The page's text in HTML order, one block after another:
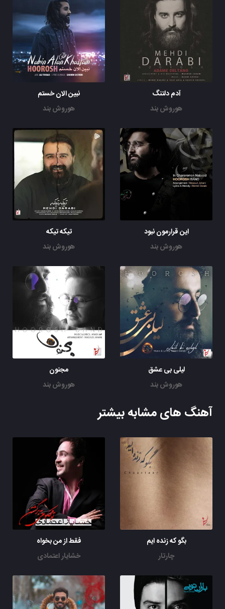
آدم دلتنگ
هوروش بند
نبین الان خستم
هوروش بند
این قرارمون نبود
هوروش بند
تیکه تیکه
هوروش بند
لیلی بی عشق
هوروش بند
مجنون
هوروش بند
آهنگ های مشابه بیشتر
بگو که زنده ایم
چارتار
فقط از من بخواه
خشایار اعتمادی